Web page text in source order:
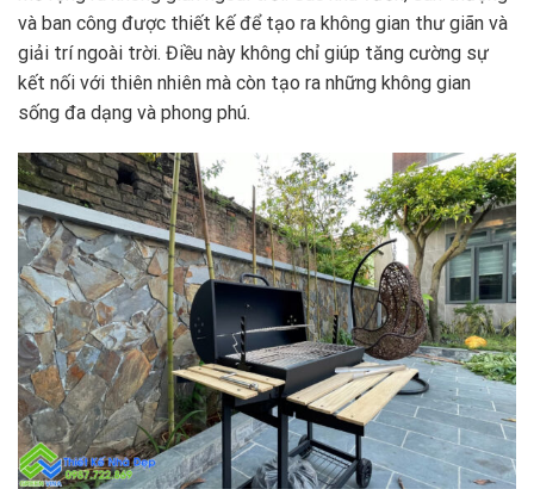
và ban công được thiết kế để tạo ra không gian thư giãn và
giải trí ngoài trời. Điều này không chỉ giúp tăng cường sự
kết nối với thiên nhiên mà còn tạo ra những không gian
sống đa dạng và phong phú.